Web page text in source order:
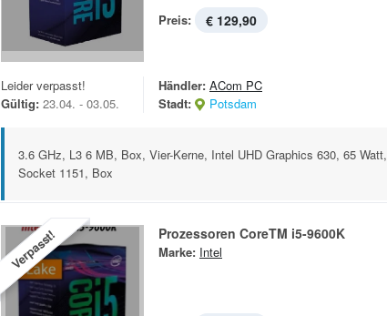
Preis: € 129,90
Leider verpasst!
Gültig: 23.04. - 03.05.
Händler: ACom PC
Stadt:
Potsdam
3.6 GHz, L3 6 MB, Box, Vier-Kerne, Intel UHD Graphics 630, 65 Watt,
Socket 1151, Box
Verpasst! Prozessoren CoreTM i5-9600K
Marke: Intel